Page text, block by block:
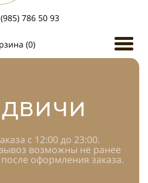
786 50 93
(0)
с 12:00 до 23:00.
возможны не ранее
оформления заказа.